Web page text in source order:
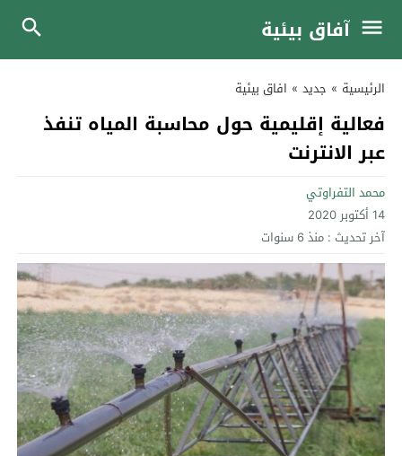
آفاق بيئية
الرئيسية » جديد » افاق بيئية
فعالية إقليمية حول محاسبة المياه تنفذ
عبر الانترنت
محمد التفراوتي
14 أكتوبر 2020
آخر تحديث : منذ 6 سنوات